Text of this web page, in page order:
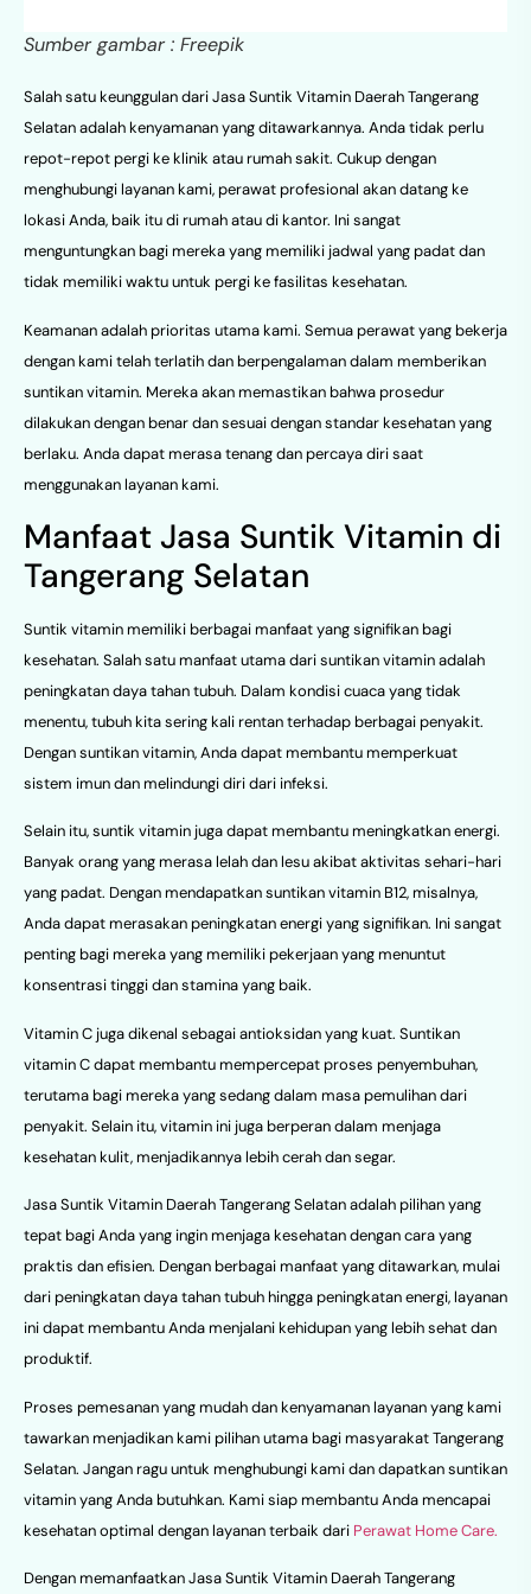
Sumber gambar : Freepik
Salah satu keunggulan dari Jasa Suntik Vitamin Daerah Tangerang
Selatan adalah kenyamanan yang ditawarkannya. Anda tidak perlu
repot-repot pergi ke klinik atau rumah sakit. Cukup dengan
menghubungi layanan kami, perawat profesional akan datang ke
lokasi Anda, baik itu di rumah atau di kantor. Ini sangat
menguntungkan bagi mereka yang memiliki jadwal yang padat dan
tidak memiliki waktu untuk pergi ke fasilitas kesehatan.
Keamanan adalah prioritas utama kami. Semua perawat yang bekerja
dengan kami telah terlatih dan berpengalaman dalam memberikan
suntikan vitamin. Mereka akan memastikan bahwa prosedur
dilakukan dengan benar dan sesuai dengan standar kesehatan yang
berlaku. Anda dapat merasa tenang dan percaya diri saat
menggunakan layanan kami.
Manfaat Jasa Suntik Vitamin di
Tangerang Selatan
Suntik vitamin memiliki berbagai manfaat yang signifikan bagi
kesehatan. Salah satu manfaat utama dari suntikan vitamin adalah
peningkatan daya tahan tubuh. Dalam kondisi cuaca yang tidak
menentu, tubuh kita sering kali rentan terhadap berbagai penyakit.
Dengan suntikan vitamin, Anda dapat membantu memperkuat
sistem imun dan melindungi diri dari infeksi.
Selain itu, suntik vitamin juga dapat membantu meningkatkan energi.
Banyak orang yang merasa lelah dan lesu akibat aktivitas sehari-hari
yang padat. Dengan mendapatkan suntikan vitamin B12, misalnya,
Anda dapat merasakan peningkatan energi yang signifikan. Ini sangat
penting bagi mereka yang memiliki pekerjaan yang menuntut
konsentrasi tinggi dan stamina yang baik.
Vitamin C juga dikenal sebagai antioksidan yang kuat. Suntikan
vitamin C dapat membantu mempercepat proses penyembuhan,
terutama bagi mereka yang sedang dalam masa pemulihan dari
penyakit. Selain itu, vitamin ini juga berperan dalam menjaga
kesehatan kulit, menjadikannya lebih cerah dan segar.
Jasa Suntik Vitamin Daerah Tangerang Selatan adalah pilihan yang
tepat bagi Anda yang ingin menjaga kesehatan dengan cara yang
praktis dan efisien. Dengan berbagai manfaat yang ditawarkan, mulai
dari peningkatan daya tahan tubuh hingga peningkatan energi, layanan
ini dapat membantu Anda menjalani kehidupan yang lebih sehat dan
produktif.
Proses pemesanan yang mudah dan kenyamanan layanan yang kami
tawarkan menjadikan kami pilihan utama bagi masyarakat Tangerang
Selatan. Jangan ragu untuk menghubungi kami dan dapatkan suntikan
vitamin yang Anda butuhkan. Kami siap membantu Anda mencapai
kesehatan optimal dengan layanan terbaik dari Perawat Home Care.
Dengan memanfaatkan Jasa Suntik Vitamin Daerah Tangerang